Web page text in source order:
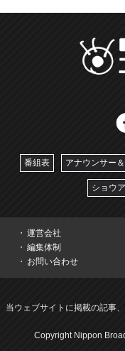
番組表 アナウンサー
ショウ
運営会社
編集体制
お問い合わせ
当ウェブサイトに掲載の記事
Copyright Nippon